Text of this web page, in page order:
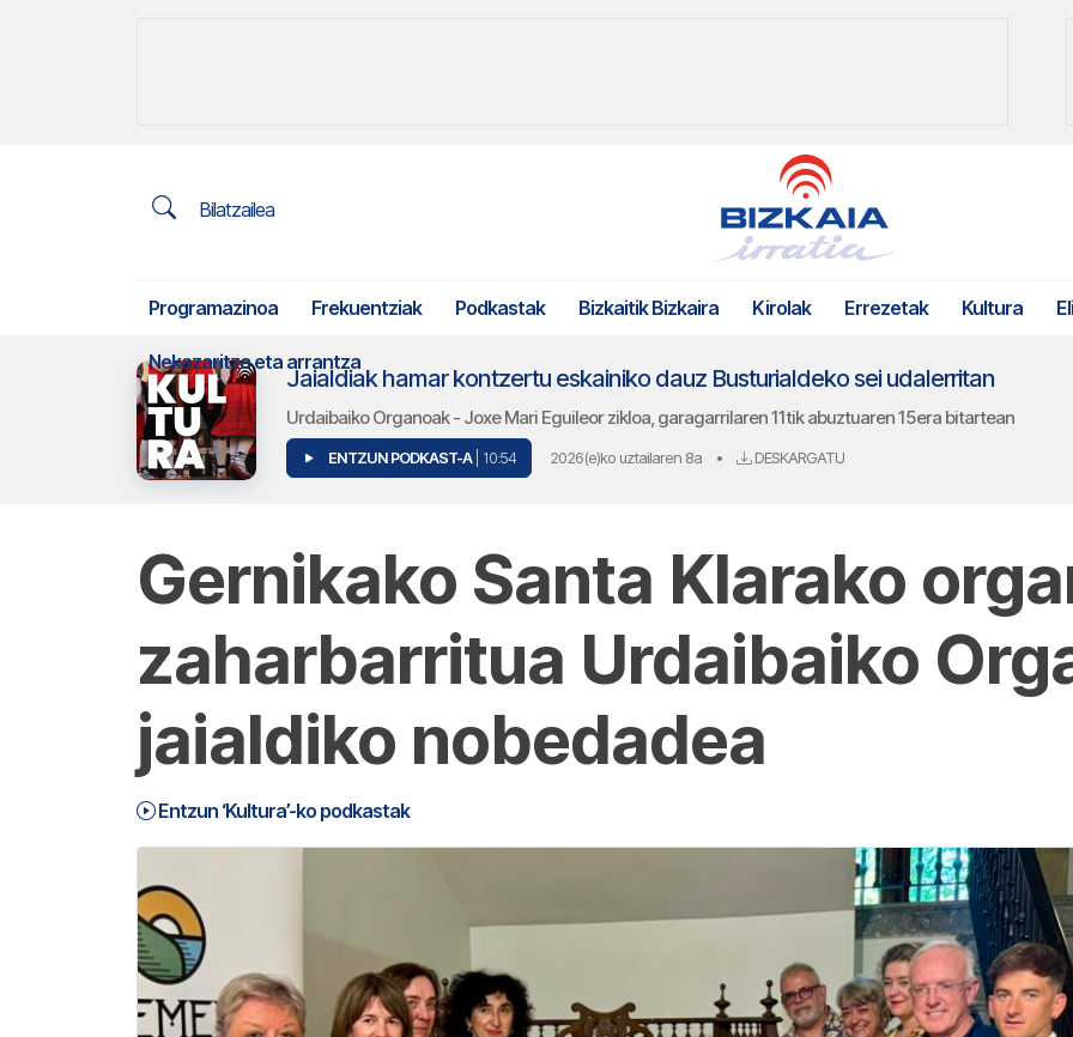
Bilatzailea
Programazinoa Frekuentziak Podkastak Bizkaitik Bizkaira Kirolak Errezetak Kultura
Nekazaritza eta arrantza
Jaialdiak hamar kontzertu eskainiko dauz Busturialdeko sei udalerritan
Urdaibaiko Organoak - Joxe Mari Eguileor zikloa, garagarrilaren 11tik abuztuaren 15era bitartean
ENTZUN PODKAST-A | 10:54 2026(e)ko uztailaren 8a • DESKARGATU
Gernikako Santa Klarako
zaharbarritua Urdaibaiko
jaialdiko nobedadea
Entzun ‘Kultura’-ko podkastak